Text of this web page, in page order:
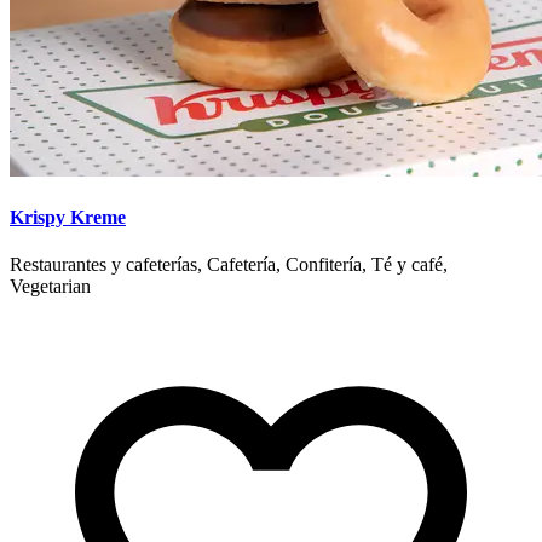
Krispy Kreme
Restaurantes y cafeterías, Cafetería, Confitería, Té y café,
Vegetarian